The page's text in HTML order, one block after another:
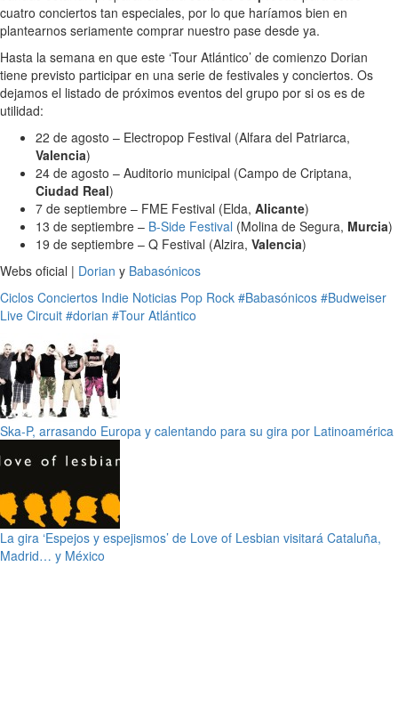
cuatro conciertos tan especiales, por lo que haríamos bien en
plantearnos seriamente comprar nuestro pase desde ya.
Hasta la semana en que este ‘Tour Atlántico’ de comienzo Dorian
tiene previsto participar en una serie de festivales y conciertos. Os
dejamos el listado de próximos eventos del grupo por si os es de
utilidad:
22 de agosto – Electropop Festival (Alfara del Patriarca,
Valencia)
24 de agosto – Auditorio municipal (Campo de Criptana,
Ciudad Real)
7 de septiembre – FME Festival (Elda, Alicante)
13 de septiembre – B-Side Festival (Molina de Segura, Murcia)
19 de septiembre – Q Festival (Alzira, Valencia)
Webs oficial | Dorian y Babasónicos
Ciclos Conciertos Indie Noticias Pop Rock #Babasónicos #Budweiser
Live Circuit #dorian #Tour Atlántico
Ska-P, arrasando Europa y calentando para su gira por Latinoamérica
La gira ‘Espejos y espejismos’ de Love of Lesbian visitará Cataluña,
Madrid… y México